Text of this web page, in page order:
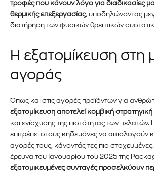
τροφές που κάνουν λόγο για διαδικασίες
θερμικής επεξεργασίας, υποδηλώνοντας
διατήρηση των φυσικών θρεπτικών
Η εξατομίκευση στη
αγοράς
Όπως και στις αγορές προϊόντων για
εξατομίκευση αποτελεί κομβική
και ενίσχυσης της πιστότητας των πελατών.
επιτρέπει στους κηδεμόνες να αιτιολογούν
αγορές τους, κάνοντάς τες πιο
έρευνα του Ιανουαρίου του 2025 της
εξατομικευμένες συνταγές προσελκύουν